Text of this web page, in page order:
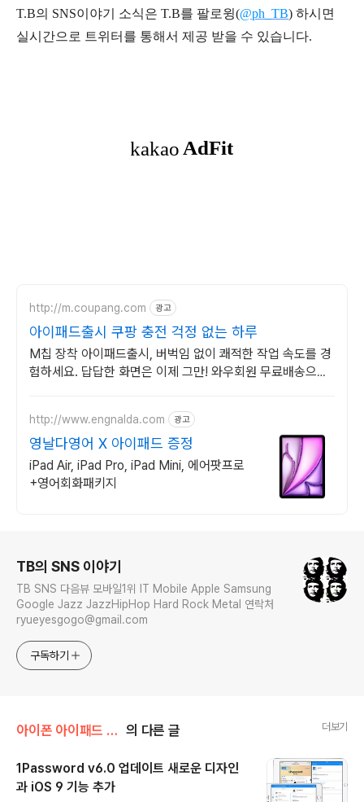
T.B의 SNS이야기 소식은 T.B를 팔로윙(@ph_TB) 하시면
실시간으로 트위터를 통해서 제공 받을 수 있습니다.
http://m.coupang.com 광고
아이패드출시 쿠팡 충전 걱정 없는 하루
M칩 장착 아이패드출시, 버벅임 없이 쾌적한 작업 속도를 경
험하세요. 답답한 화면은 이제 그만! 와우회원 무료배송으로
http://www.engnalda.com 광고
영날다영어 X 아이패드 증정
iPad Air, iPad Pro, iPad Mini, 에어팟프로
+영어회화패키지
TB의 SNS 이야기
TB SNS 다음뷰 모바일1위 IT Mobile Apple Samsung
Google Jazz JazzHipHop Hard Rock Metal 연락처
ryueyesgogo@gmail.com
구독하기
아이폰 아이패드 앱 추천 의 다른 글 더보기
1Password v6.0 업데이트 새로운 디자인
과 iOS 9 기능 추가